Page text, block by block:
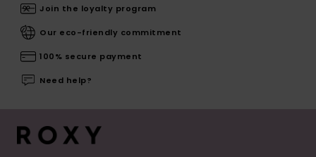
Join the loyalty program
Our eco-friendly commitment
100% secure payment
Need help?